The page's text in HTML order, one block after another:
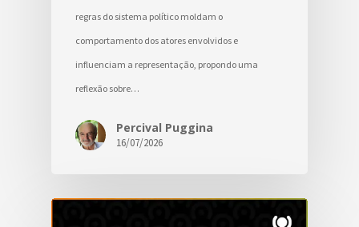
regras do sistema político moldam o
comportamento dos atores envolvidos e
influenciam a representação, propondo uma
reflexão sobre…
Percival Puggina
16/07/2026